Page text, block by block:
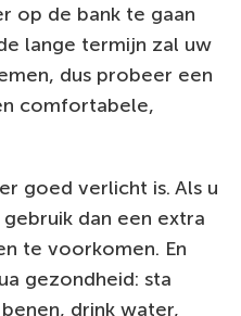
op de bank te gaan
lange termijn zal uw
dus probeer een
comfortabele,
goed verlicht is. Als u
dan een extra
te voorkomen. En
gezondheid: sta
drink water,